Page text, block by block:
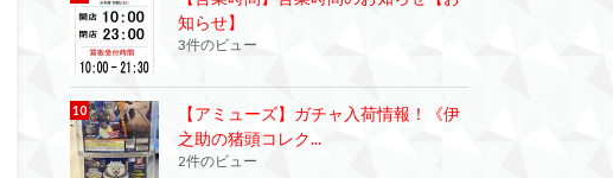
知らせ】
3件のビュー
【アミューズ】ガチャ入荷情報！《伊
之助の猪頭コレク...
2件のビュー